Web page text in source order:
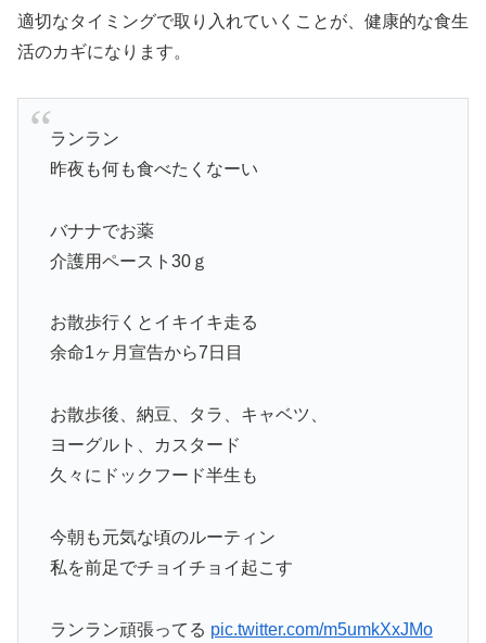
適切なタイミングで取り入れていくことが、健康的な食生
活のカギになります。
ランラン
昨夜も何も食べたくなーい
バナナでお薬
介護用ペースト30ｇ
お散歩行くとイキイキ走る
余命1ヶ月宣告から7日目
お散歩後、納豆、タラ、キャベツ、
ヨーグルト、カスタード
久々にドックフード半生も
今朝も元気な頃のルーティン
私を前足でチョイチョイ起こす
ランラン頑張ってる pic.twitter.com/m5umkXxJMo